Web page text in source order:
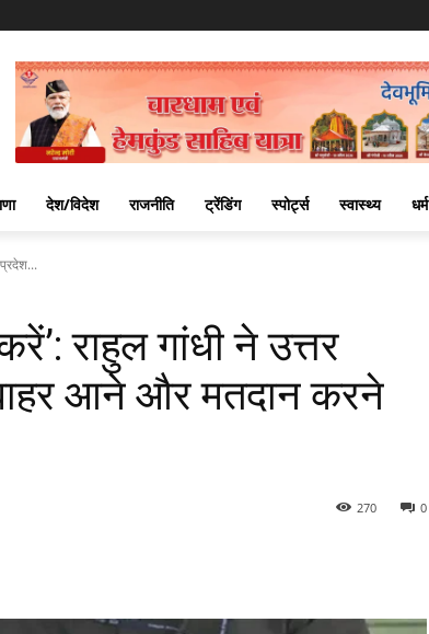
देश/विदेश राजनीति ट्रेंडिंग स्पोर्ट्स स्वास्थ्य धर्म
राहुल गांधी ने उत्तर
आने और मतदान करने
0
270